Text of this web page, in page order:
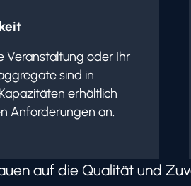
Veranstaltung oder Ihr
sind in
erhältlich
Anforderungen an.
auf die Qualität und